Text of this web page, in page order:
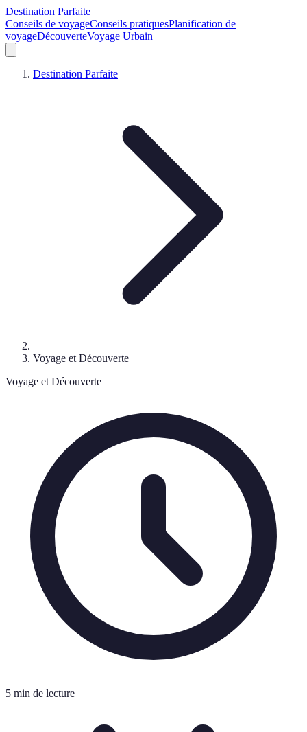
Destination Parfaite
Conseils de voyageConseils pratiquesPlanification de
voyageDécouverteVoyage Urbain
Destination Parfaite
Voyage et Découverte
Voyage et Découverte
5 min de lecture